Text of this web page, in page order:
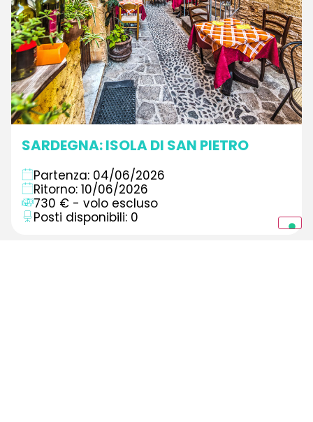
SARDEGNA: ISOLA DI SAN PIETRO
Partenza: 04/06/2026
Ritorno: 10/06/2026
730 € - volo escluso
Posti disponibili: 0